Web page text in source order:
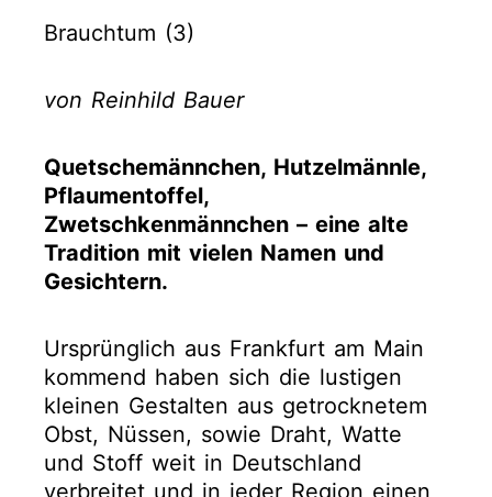
Brauchtum (3)
von Reinhild Bauer
Quetschemännchen, Hutzelmännle,
Pflaumentoffel,
Zwetschkenmännchen – eine alte
Tradition mit vielen Namen und
Gesichtern.
Ursprünglich aus Frankfurt am Main
kommend haben sich die lustigen
kleinen Gestalten aus getrocknetem
Obst, Nüssen, sowie Draht, Watte
und Stoff weit in Deutschland
verbreitet und in jeder Region einen